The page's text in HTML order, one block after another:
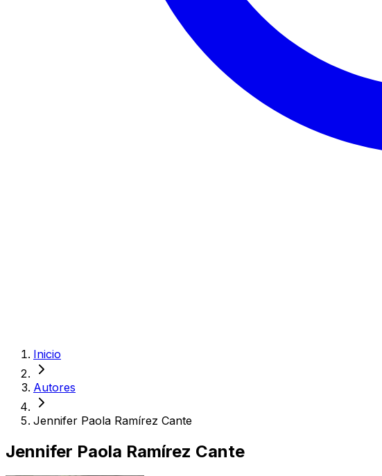
Inicio
Autores
Jennifer Paola Ramírez Cante
Jennifer Paola Ramírez Cante